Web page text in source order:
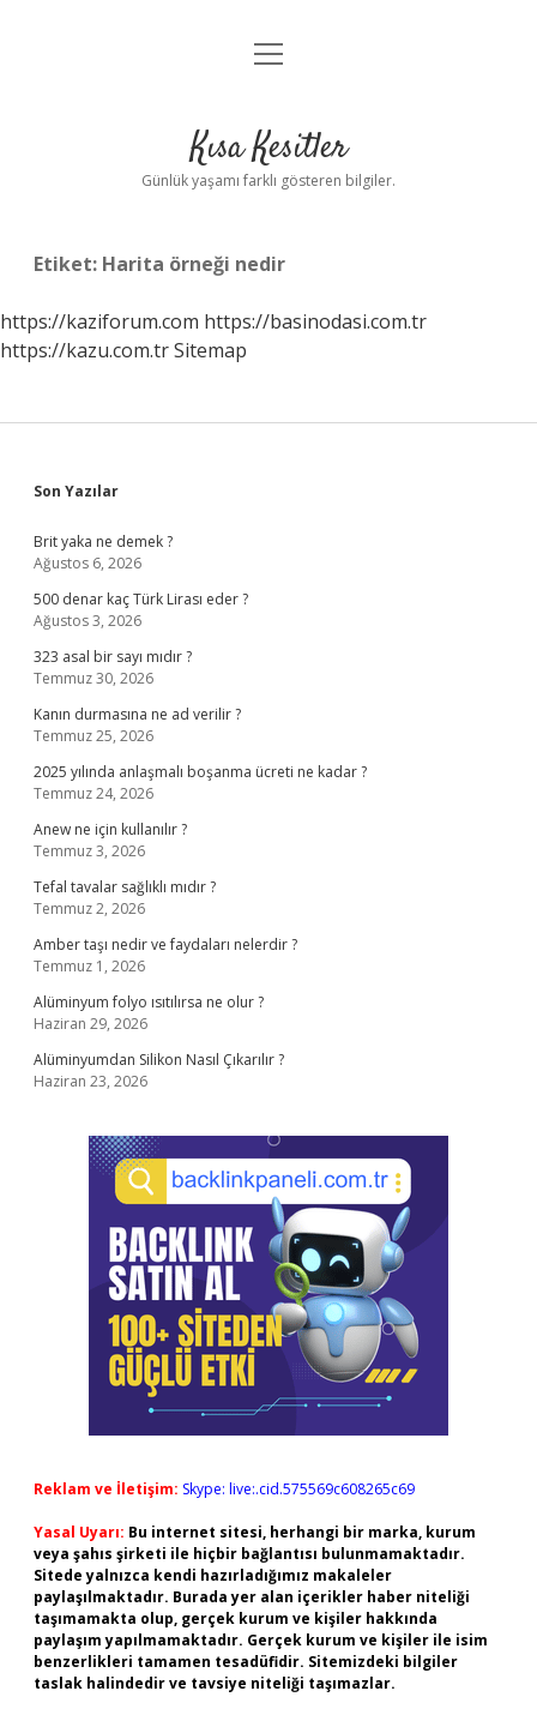
Anasayfa
Yasal Uyarı
menüyü
Kısa Kesitler
Günlük yaşamı farklı gösteren bilgiler.
Etiket: Harita örneği nedir
https://kaziforum.com https://basinodasi.com.tr
https://kazu.com.trSitemap
Sidebar
Son Yazılar
Brit yaka ne demek ?
Ağustos 6, 2026
500 denar kaç Türk Lirası eder ?
Ağustos 3, 2026
323 asal bir sayı mıdır ?
Temmuz 30, 2026
Kanın durmasına ne ad verilir ?
Temmuz 25, 2026
2025 yılında anlaşmalı boşanma ücreti ne kadar ?
Temmuz 24, 2026
Anew ne için kullanılır ?
Temmuz 3, 2026
Tefal tavalar sağlıklı mıdır ?
Temmuz 2, 2026
Amber taşı nedir ve faydaları nelerdir ?
Temmuz 1, 2026
Alüminyum folyo ısıtılırsa ne olur ?
Haziran 29, 2026
Alüminyumdan Silikon Nasıl Çıkarılır ?
Haziran 23, 2026
Reklam ve İletişim: Skype: live:.cid.575569c608265c69
Yasal Uyarı: Bu internet sitesi, herhangi bir marka, kurum
veya şahıs şirketi ile hiçbir bağlantısı bulunmamaktadır.
Sitede yalnızca kendi hazırladığımız makaleler
paylaşılmaktadır. Burada yer alan içerikler haber niteliği
taşımamakta olup, gerçek kurum ve kişiler hakkında
paylaşım yapılmamaktadır. Gerçek kurum ve kişiler ile isim
benzerlikleri tamamen tesadüfidir. Sitemizdeki bilgiler
taslak halindedir ve tavsiye niteliği taşımazlar.